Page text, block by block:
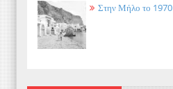
Στην Μήλο το 1970